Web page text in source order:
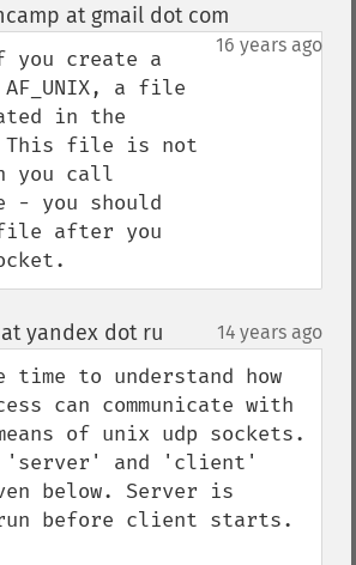
at gmail dot com
16 years ago
create a
a file
in the
This file is not
you call
- you should
after you
at yandex dot ru 14 years ago
time to understand how
can communicate with
of unix udp sockets.
'server' and 'client'
below. Server is
run before client starts.